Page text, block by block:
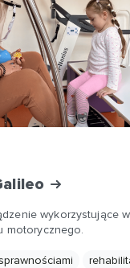
wykorzystujące
motorycznego.